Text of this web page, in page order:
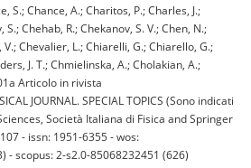
S.; Chance, A.; Charitos, P.; Charles, J.;
Chehab, R.; Chekanov, S. V.; Chen, N.;
Chevalier, L.; Chiarelli, G.; Chiarello, G.;
J. T.; Chmielinska, A.; Cholakian, A.;
Articolo in rivista
JOURNAL. SPECIAL TOPICS (Sono indicati
Società Italiana di Fisica and Springer
- issn: 1951-6355 - wos:
- scopus: 2-s2.0-85068232451 (626)